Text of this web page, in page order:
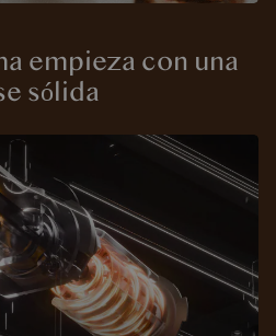
empieza con una
sólida